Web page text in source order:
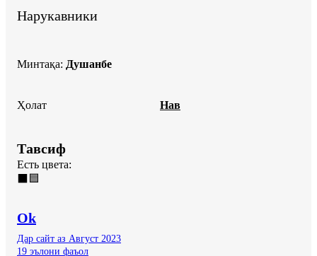
Нарукавники
Минтақа: Душанбе
Ҳолат Нав
Тавсиф
Есть цвета:
⬛🟦
Ok
Дар сайт аз Август 2023
19 эълони фаъол